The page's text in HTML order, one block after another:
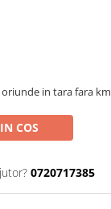
in tara fara
COS
0720717385